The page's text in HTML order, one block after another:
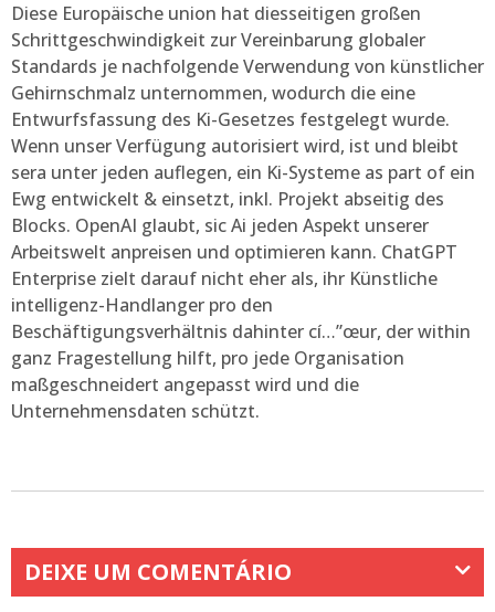
Diese Europäische union hat diesseitigen großen
Schrittgeschwindigkeit zur Vereinbarung globaler
Standards je nachfolgende Verwendung von künstlicher
Gehirnschmalz unternommen, wodurch die eine
Entwurfsfassung des Ki-Gesetzes festgelegt wurde.
Wenn unser Verfügung autorisiert wird, ist und bleibt
sera unter jeden auflegen, ein Ki-Systeme as part of ein
Ewg entwickelt & einsetzt, inkl. Projekt abseitig des
Blocks. OpenAI glaubt, sic Ai jeden Aspekt unserer
Arbeitswelt anpreisen und optimieren kann. ChatGPT
Enterprise zielt darauf nicht eher als, ihr Künstliche
intelligenz-Handlanger pro den
Beschäftigungsverhältnis dahinter cí…”œur, der within
ganz Fragestellung hilft, pro jede Organisation
maßgeschneidert angepasst wird und die
Unternehmensdaten schützt.
DEIXE UM COMENTÁRIO